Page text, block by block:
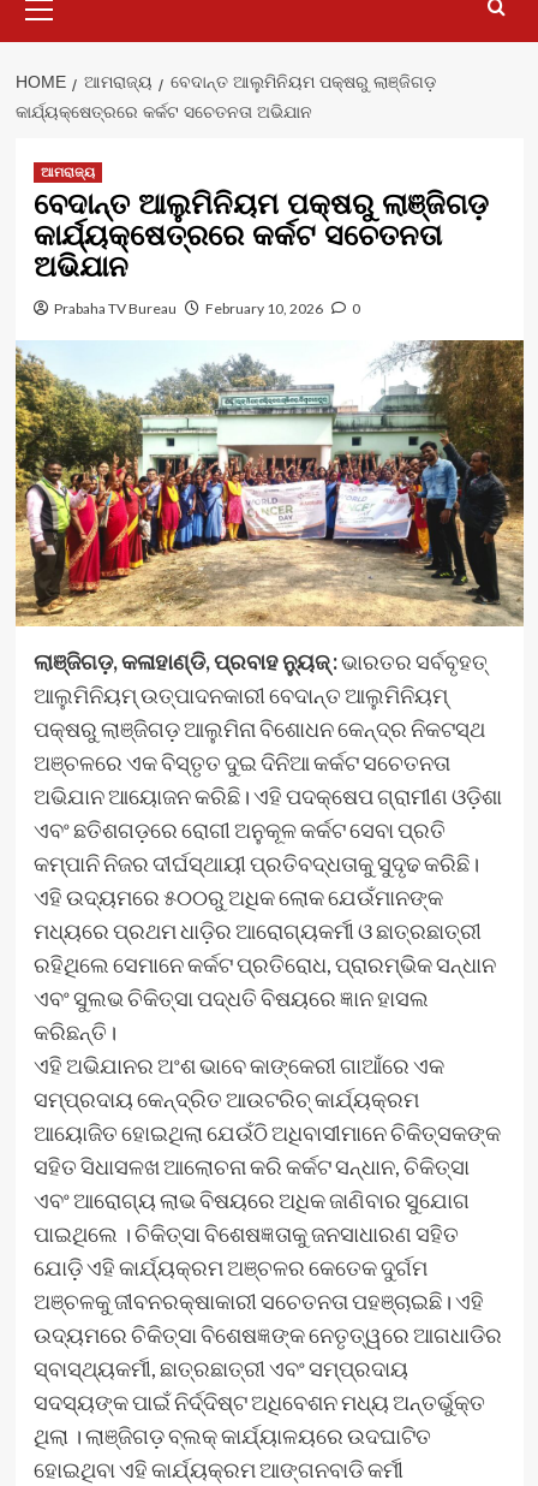
Menu
HOME ଆମରାଜ୍ୟ
ବେଦାନ୍ତ ଆଲୁମିନିୟମ ପକ୍ଷରୁ ଲାଞ୍ଜିଗଡ଼
କାର୍ଯ୍ୟକ୍ଷେତ୍ରରେ କର୍କଟ ସଚେତନତା ଅଭିଯାନ
ଆମରାଜ୍ୟ
ବେଦାନ୍ତ ଆଲୁମିନିୟମ ପକ୍ଷରୁ ଲାଞ୍ଜିଗଡ଼
କାର୍ଯ୍ୟକ୍ଷେତ୍ରରେ କର୍କଟ ସଚେତନତା
ଅଭିଯାନ
Prabaha TV Bureau February 10, 2026 0
ଲାଞ୍ଜିଗଡ଼, କଳାହାଣ୍ଡି, ପ୍ରବାହ ନ୍ୟୁଜ୍ :ଭାରତର ସର୍ବବୃହତ୍
ଆଲୁମିନିୟମ୍ ଉତ୍ପାଦନକାରୀ ବେଦାନ୍ତ ଆଲୁମିନିୟମ୍
ପକ୍ଷରୁ ଲାଞ୍ଜିଗଡ଼ ଆଲୁମିନା ବିଶୋଧନ କେନ୍ଦ୍ର ନିକଟସ୍ଥ
ଅଞ୍ଚଳରେ ଏକ ବିସ୍ତୃତ ଦୁଇ ଦିନିଆ କର୍କଟ ସଚେତନତା
ଅଭିଯାନ ଆୟୋଜନ କରିଛି। ଏହି ପଦକ୍ଷେପ ଗ୍ରାମୀଣ ଓଡ଼ିଶା
ଏବଂ ଛତିଶଗଡ଼ରେ ରୋଗୀ ଅନୁକୂଳ କର୍କଟ ସେବା ପ୍ରତି
କମ୍ପାନି ନିଜର ଦୀର୍ଘସ୍ଥାୟୀ ପ୍ରତିବଦ୍ଧତାକୁ ସୁଦୃଢ କରିଛି।
ଏହି ଉଦ୍ୟମରେ ୫୦୦ରୁ ଅଧିକ ଲୋକ ଯେଉଁମାନଙ୍କ
ମଧ୍ୟରେ ପ୍ରଥମ ଧାଡ଼ିର ଆରୋଗ୍ୟକର୍ମୀ ଓ ଛାତ୍ରଛାତ୍ରୀ
ରହିଥିଲେ ସେମାନେ କର୍କଟ ପ୍ରତିରୋଧ, ପ୍ରାରମ୍ଭିକ ସନ୍ଧାନ
ଏବଂ ସୁଲଭ ଚିକିତ୍ସା ପଦ୍ଧତି ବିଷୟରେ ଜ୍ଞାନ ହାସଲ
କରିଛନ୍ତି।
ଏହି ଅଭିଯାନର ଅଂଶ ଭାବେ କାଙ୍କେରୀ ଗାଆଁରେ ଏକ
ସମ୍ପ୍ରଦାୟ କେନ୍ଦ୍ରିତ ଆଉଟରିଚ୍ କାର୍ଯ୍ୟକ୍ରମ
ଆୟୋଜିତ ହୋଇଥିଲା ଯେଉଁଠି ଅଧିବାସୀମାନେ ଚିକିତ୍ସକଙ୍କ
ସହିତ ସିଧାସଳଖ ଆଲୋଚନା କରି କର୍କଟ ସନ୍ଧାନ, ଚିକିତ୍ସା
ଏବଂ ଆରୋଗ୍ୟ ଲାଭ ବିଷୟରେ ଅଧିକ ଜାଣିବାର ସୁଯୋଗ
ପାଇଥିଲେ । ଚିକିତ୍ସା ବିଶେଷଜ୍ଞତାକୁ ଜନସାଧାରଣ ସହିତ
ଯୋଡ଼ି ଏହି କାର୍ଯ୍ୟକ୍ରମ ଅଞ୍ଚଳର କେତେକ ଦୁର୍ଗମ
ଅଞ୍ଚଳକୁ ଜୀବନରକ୍ଷାକାରୀ ସଚେତନତା ପହଞ୍ଚାଇଛି। ଏହି
ଉଦ୍ୟମରେ ଚିକିତ୍ସା ବିଶେଷଜ୍ଞଙ୍କ ନେତୃତ୍ୱରେ ଆଗଧାଡିର
ସ୍ବାସ୍ଥ୍ୟକର୍ମୀ, ଛାତ୍ରଛାତ୍ରୀ ଏବଂ ସମ୍ପ୍ରଦାୟ
ସଦସ୍ୟଙ୍କ ପାଇଁ ନିର୍ଦ୍ଦିଷ୍ଟ ଅଧିବେଶନ ମଧ୍ୟ ଅନ୍ତର୍ଭୁକ୍ତ
ଥିଲା । ଲାଞ୍ଜିଗଡ଼ ବ୍ଲକ୍ କାର୍ଯ୍ୟାଳୟରେ ଉଦଘାଟିତ
ହୋଇଥିବା ଏହି କାର୍ଯ୍ୟକ୍ରମ ଆଙ୍ଗନବାଡି କର୍ମୀ